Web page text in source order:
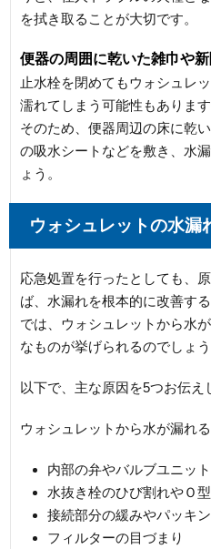
を拭き取ることが大切です。
便器の周囲に乾いた雑巾や新
止水栓を閉めてもウォシュレ
濡れてしまう可能性もあります
そのため、便器周辺の床に乾
の吸水シートなどを敷き、水
ょう。
ウォシュレットの水漏
応急処置を行ったとしても、
ば、水漏れを根本的に改善す
では、ウォシュレットから水
なものが挙げられるのでしょう
以下で、主な原因を5つお伝え
ウォシュレットから水が漏れ
内部の弁やバルブユニッ
水抜き栓のひび割れやＯ
接続部分の緩みやパッキ
フィルターの目づまり